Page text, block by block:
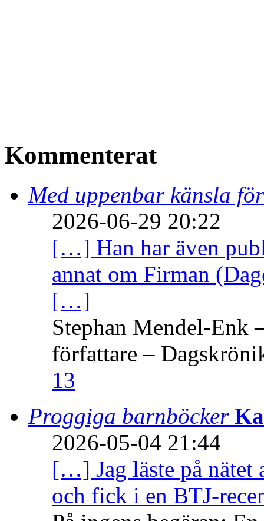
Kommenterat
Med uppenbar känsla
2026-06-29 20:22
[…] Han har även
annat om Firman
[…]
Stephan Mendel-Enk
författare –
13
Proggiga barnböcker
2026-05-04 21:44
[…] Jag läste på nätet
och fick i en BTJ-